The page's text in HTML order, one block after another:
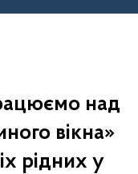
над
вікна»
рідних у